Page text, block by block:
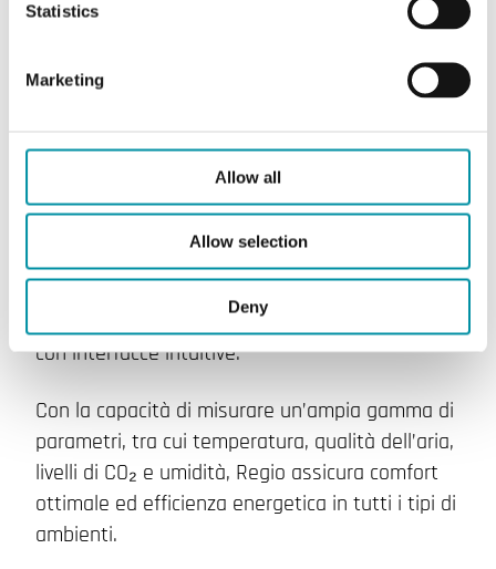
Statistics
Marketing
Allow all
Allow selection
Deny
Soluzioni pre-programmate
per il controllo degli ambienti
La gamma Regio di controller ambiente
preconfigurati è progettata per garantire
flessibilità e precisione. È adatta a una varietà
di applicazioni, tra cui controllo singolo e
multizona, unità fan-coil, travi fredde e sistemi
VAV, offrendo un controllo climatico affidabile
con interfacce intuitive.
Con la capacità di misurare un’ampia gamma di
parametri, tra cui temperatura, qualità dell’aria,
livelli di CO₂ e umidità, Regio assicura comfort
ottimale ed efficienza energetica in tutti i tipi di
ambienti.